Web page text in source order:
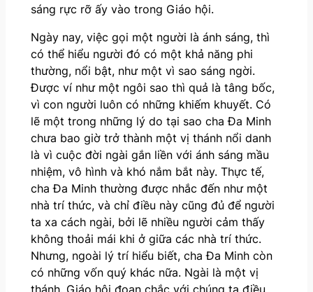
sáng rực rỡ ấy vào trong Giáo hội.
Ngày nay, việc gọi một người là ánh sáng, thì
có thể hiểu người đó có một khả năng phi
thường, nổi bật, như một vì sao sáng ngời.
Được ví như một ngôi sao thì quả là tâng bốc,
vì con người luôn có những khiếm khuyết. Có
lẽ một trong những lý do tại sao cha Đa Minh
chưa bao giờ trở thành một vị thánh nổi danh
là vì cuộc đời ngài gắn liền với ánh sáng mầu
nhiệm, vô hình và khó nắm bắt này. Thực tế,
cha Đa Minh thường được nhắc đến như một
nhà trí thức, và chỉ điều này cũng đủ để người
ta xa cách ngài, bởi lẽ nhiều người cảm thấy
không thoải mái khi ở giữa các nhà trí thức.
Nhưng, ngoài lý trí hiểu biết, cha Đa Minh còn
có những vốn quý khác nữa. Ngài là một vị
thánh. Giáo hội đoan chắc với chúng ta điều